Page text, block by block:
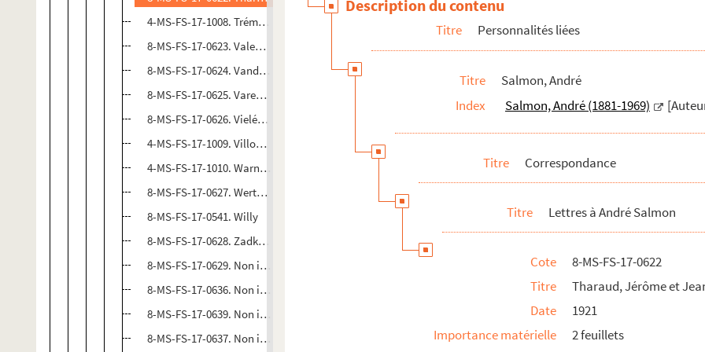
4-MS-FS-17-1008. Trémois, Pierre
8-MS-FS-17-0623. Valensi, Henry
8-MS-FS-17-0624. Vanderpyl, Fritz-René
8-MS-FS-17-0625. Varenne, Pierre
8-MS-FS-17-0626. Vielé-Griffin, Francis
4-MS-FS-17-1009. Villon, Jacques
4-MS-FS-17-1010. Warnier, Raymond
8-MS-FS-17-0627. Werth, Léon
8-MS-FS-17-0541. Willy
8-MS-FS-17-0628. Zadkine, Ossip
8-MS-FS-17-0629. Non identifié, Georges
8-MS-FS-17-0636. Non identifié, Jean
8-MS-FS-17-0639. Non identifié
8-MS-FS-17-0637. Non identifié
Description du contenu
Titre Personnalités liées
Titre
Salmon, André
Index
Salmon, André (1881-1969)
Titre Correspondance
Titre Lettres à André Salmon
Cote
8-MS-FS-17-0622
Titre
Tharaud, Jérôme et
Date
1921
Importance matérielle
2 feuillets